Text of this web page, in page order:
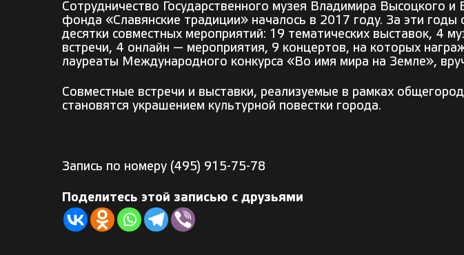
Сотрудничество Государственного музея Владимира Высоцкого и
фонда «Славянские традиции» началось в 2017 году. За эти годы
десятки совместных мероприятий: 19 тематических выставок, 4
встречи, 4 онлайн — мероприятия, 9 концертов, на которых
лауреаты Международного конкурса «Во имя мира на Земле»,
Совместные встречи и выставки, реализуемые в рамках
становятся украшением культурной повестки города.
Запись по номеру (495) 915-75-78
Поделитесь этой записью с друзьями